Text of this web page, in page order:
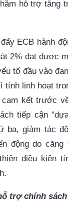
hỗ trợ tăng
ECB hành
2% đạt được
tố đầu vào
tính linh hoạt
kết trước
tiếp cận
ba, giảm tác
động do căng
điều kiện
trợ chính